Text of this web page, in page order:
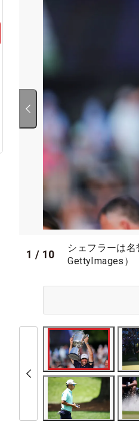
1 / 10
シェフラーは
GettyImages）